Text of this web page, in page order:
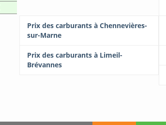
Prix des carburants à Chennevières-
sur-Marne
Prix des carburants à Limeil-
Brévannes